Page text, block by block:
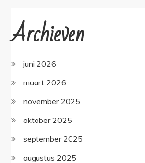
Archieven
juni 2026
maart 2026
november 2025
oktober 2025
september 2025
augustus 2025